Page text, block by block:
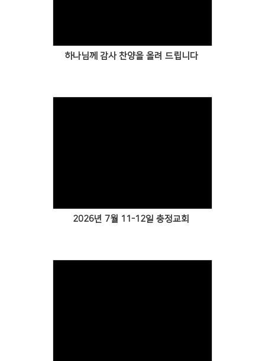
하나님께 감사 찬양을 올려 드립니다
2026년 7월 11-12일 충정교회